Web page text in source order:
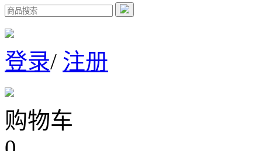
登录/ 注册
购物车